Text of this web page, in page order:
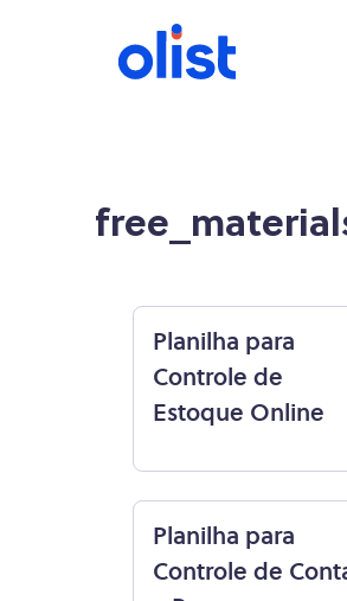
Planilha para
Controle de
Estoque Online
Planilha para
Controle de